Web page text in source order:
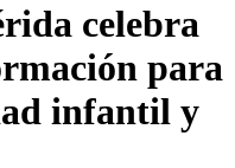
celebra
para
infantil y